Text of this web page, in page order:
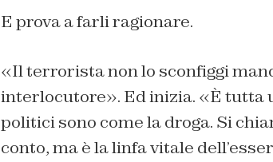
E prova a farli ragionare.
«Il terrorista non lo sconfiggi
interlocutore». Ed inizia. «È tutta
politici sono come la droga. Si
conto, ma è la linfa vitale